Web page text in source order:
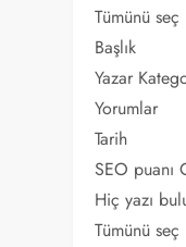
Tümünü seç
Başlık
Yazar
Yorumlar
Tarih
SEO puanı
Hiç yazı
Tümünü seç